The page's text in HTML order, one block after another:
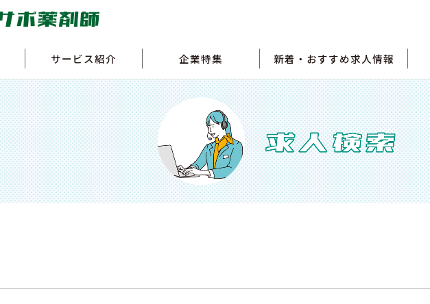
サービス紹介 企業特集 新着・おすすめ求人情報